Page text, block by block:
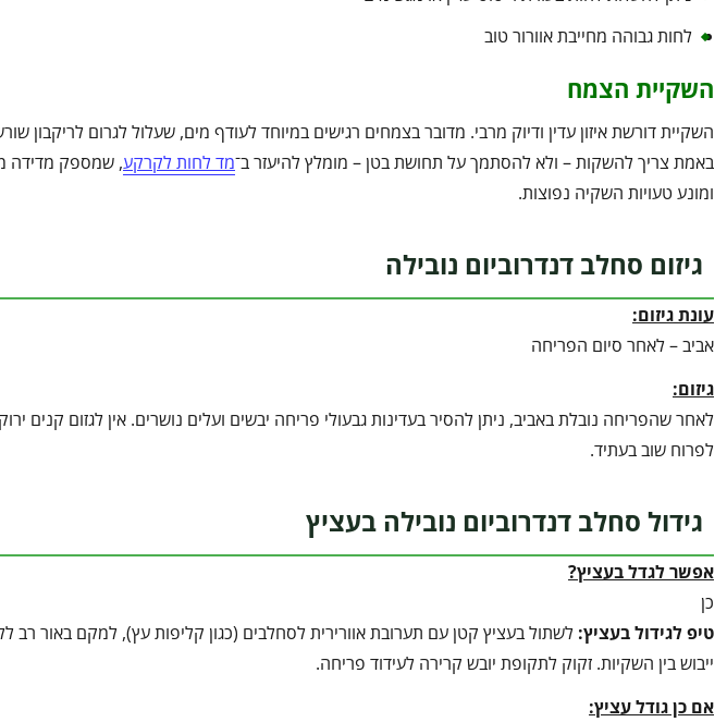
לחות גבוהה מחייבת אוורור טוב
השקיית הצמח
השקיית דורשת איזון עדין ודיוק מרבי. מדובר בצמחים רגישים במיוחד לעודף מים, שעלול לגרום לריקבון
באמת צריך להשקות – ולא להסתמך על תחושת בטן – מומלץ להיעזר ב־מד לחות לקרקע, שמספק מדידה
ומונע טעויות השקיה נפוצות.
גיזום סחלב דנדרוביום נובילה
עונת גיזום:
אביב – לאחר סיום הפריחה
גיזום:
לאחר שהפריחה נובלת באביב, ניתן להסיר בעדינות גבעולי פריחה יבשים ועלים נושרים. אין לגזום קנים
לפרוח שוב בעתיד.
גידול סחלב דנדרוביום נובילה בעציץ
אפשר לגדל בעציץ?
כן
טיפ לגידול בעציץ: לשתול בעציץ קטן עם תערובת אוורירית לסחלבים (כגון קליפות עץ), למקם באור
ייבוש בין השקיות. זקוק לתקופת יובש קרירה לעידוד פריחה.
אם כן גודל עציץ: